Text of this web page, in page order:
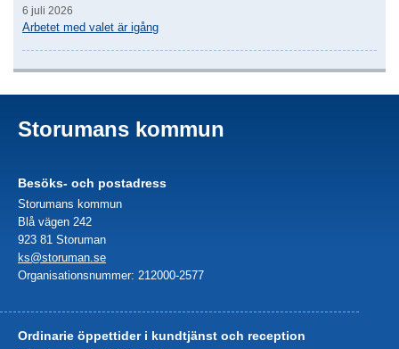
6 juli 2026
Arbetet med valet är igång
Storumans kommun
Besöks- och postadress
Storumans kommun
Blå vägen 242
923 81 Storuman
ks@storuman.se
Organisationsnummer: 212000-2577
Ordinarie öppettider i kundtjänst och reception